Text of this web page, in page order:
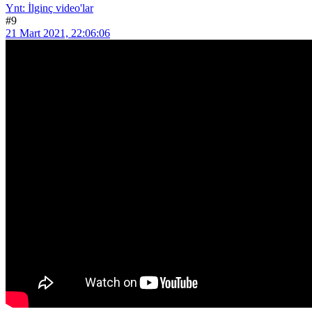
Ynt: İlginç video'lar
#9
21 Mart 2021, 22:06:06